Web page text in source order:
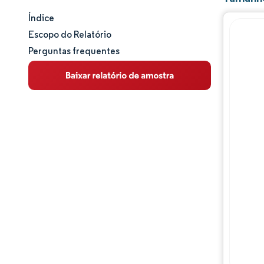
Tamanho e participação de mercado
Análise de mercado
Tendências e insights
Índice
Escopo do Relatório
Perguntas frequentes